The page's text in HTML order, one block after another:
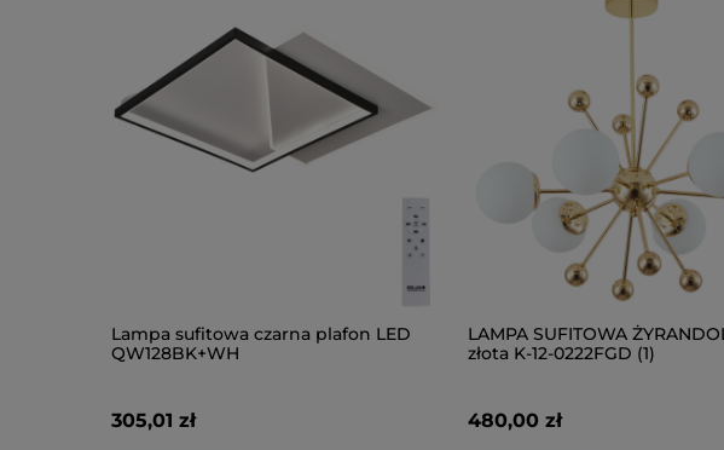
Lampa sufitowa czarna plafon LED
QW128BK+WH
305,01 zł
LAMPA SUFITOWA
złota K-12-0222FGD (1)
480,00 zł